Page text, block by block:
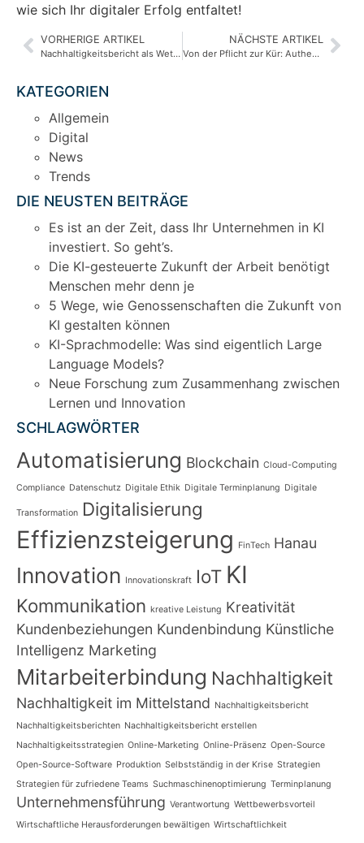
wie sich Ihr digitaler Erfolg entfaltet!
VORHERIGE ARTIKEL
Nachhaltigkeitsbericht als Wettbewerbsvorteil: Strategien für den Mittelstand
NÄCHSTE ARTIKEL
Von der Pflicht zur Kür: Authentische Kommunikation von Nachhaltigkeit im Mittelstand
KATEGORIEN
Allgemein
Digital
News
Trends
DIE NEUSTEN BEITRÄGE
Es ist an der Zeit, dass Ihr Unternehmen in KI
investiert. So geht’s.
Die KI-gesteuerte Zukunft der Arbeit benötigt
Menschen mehr denn je
5 Wege, wie Genossenschaften die Zukunft von
KI gestalten können
KI-Sprachmodelle: Was sind eigentlich Large
Language Models?
Neue Forschung zum Zusammenhang zwischen
Lernen und Innovation
SCHLAGWÖRTER
Automatisierung Blockchain Cloud-Computing
Compliance Datenschutz Digitale Ethik Digitale Terminplanung Digitale
Transformation Digitalisierung
Effizienzsteigerung FinTech Hanau
Innovation Innovationskraft IoT KI
Kommunikation kreative Leistung Kreativität
Kundenbeziehungen Kundenbindung Künstliche
Intelligenz Marketing
Mitarbeiterbindung Nachhaltigkeit
Nachhaltigkeit im Mittelstand Nachhaltigkeitsbericht
Nachhaltigkeitsberichten Nachhaltigkeitsbericht erstellen
Nachhaltigkeitsstrategien Online-Marketing Online-Präsenz Open-Source
Open-Source-Software Produktion Selbstständig in der Krise Strategien
Strategien für zufriedene Teams Suchmaschinenoptimierung Terminplanung
Unternehmensführung Verantwortung Wettbewerbsvorteil
Wirtschaftliche Herausforderungen bewältigen Wirtschaftlichkeit